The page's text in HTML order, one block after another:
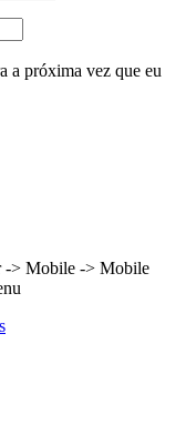
a próxima vez que eu
-> Mobile -> Mobile